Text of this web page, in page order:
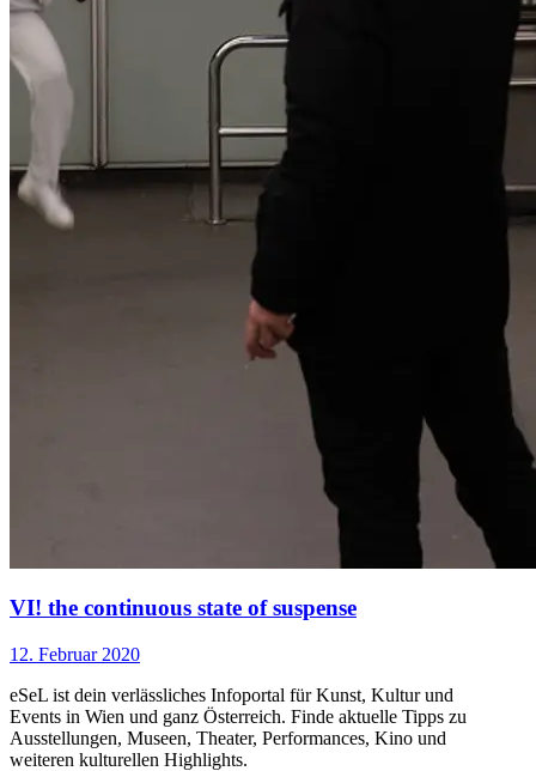
VI! the continuous state of suspense
12. Februar 2020
eSeL ist dein verlässliches Infoportal für Kunst, Kultur und
Events in Wien und ganz Österreich. Finde aktuelle Tipps zu
Ausstellungen, Museen, Theater, Performances, Kino und
weiteren kulturellen Highlights.